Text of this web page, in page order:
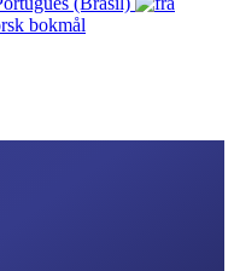
bokmål